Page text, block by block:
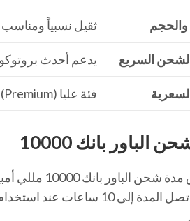
والحجم ثقيل نسبياً
الشحن السريع يدعم أحدث
فئة عليا (Premium)
الباور بانك 10000
بانك 10000 مللي أمبير في المتوسط
بينما قد تصل المدة إلى